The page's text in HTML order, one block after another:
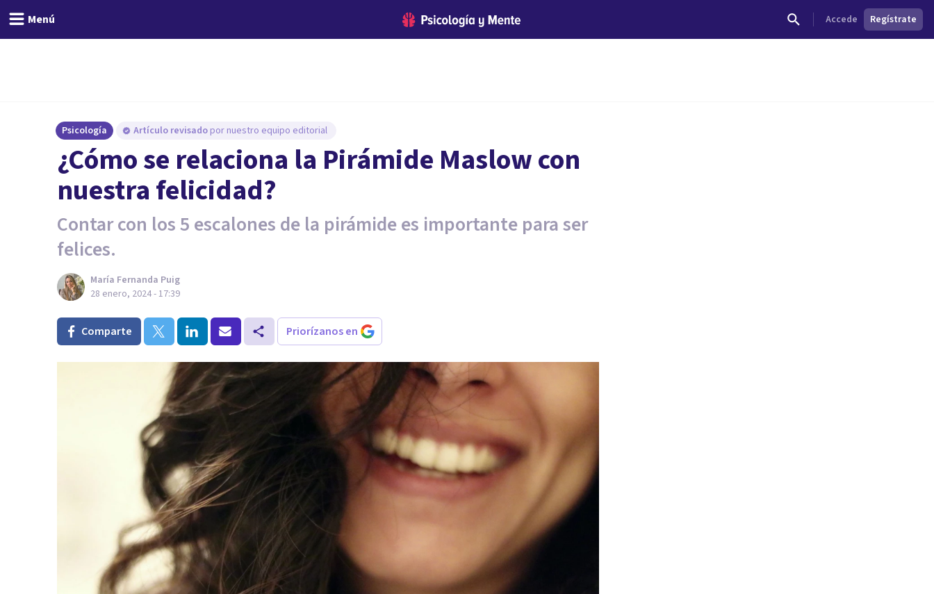
Menú Accede Regístrate
Psicología Artículo revisado por nuestro equipo editorial
¿Cómo se relaciona la Pirámide Maslow con
nuestra felicidad?
Contar con los 5 escalones de la pirámide es importante para ser
felices.
María Fernanda Puig
28 enero, 2024 - 17:39
Comparte Priorízanos en